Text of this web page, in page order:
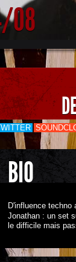
08
BIO
D'influence
Jonathan : un set
le difficile mais